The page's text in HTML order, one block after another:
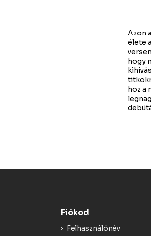
Azon
élete
hogy
hoz a
Fiókod
Felhasználónév